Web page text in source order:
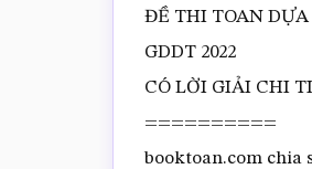
ĐỀ THI TOAN DỰA
GDDT 2022
CÓ LỜI GIẢI CHI
==========
booktoan.com chia